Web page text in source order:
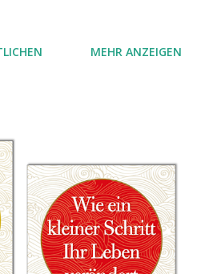
MEHR ANZEIGEN